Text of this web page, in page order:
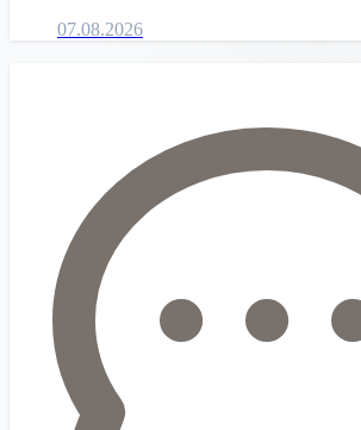
07.08.2026